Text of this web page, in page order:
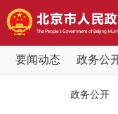
要闻动态 政务公
政务公开